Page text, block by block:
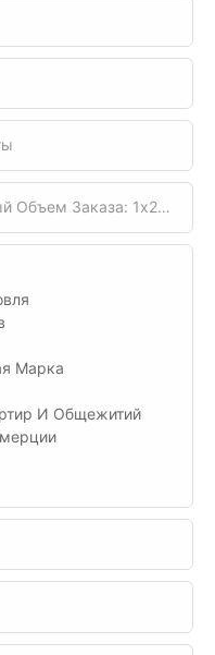
Ваше Количество (минимальный Объем Заказа: 1x20gp)
Марка
И Общежитий